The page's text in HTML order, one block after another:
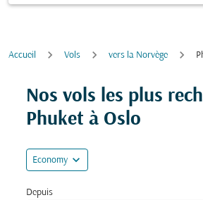
Accueil Vols vers la Norvège
Nos vols les plus
Phuket à Oslo
Economy expand_more
Depuis
Essayez de mettre à jour votre